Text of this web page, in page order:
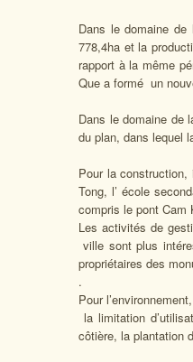
Dans le domaine
778,4ha et la
rapport à la même
Que a formé un
Dans le domaine de
du plan, dans lequel
Pour la
Tong, l’ école
compris le pont Cam
Les activités de
ville sont plus
propriétaires des
.
Pour
la limitation
côtière, la plantation